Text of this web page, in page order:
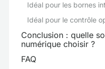
Idéal pour les bornes
Idéal pour le contrôle
Conclusion : quelle
numérique choisir ?
FAQ